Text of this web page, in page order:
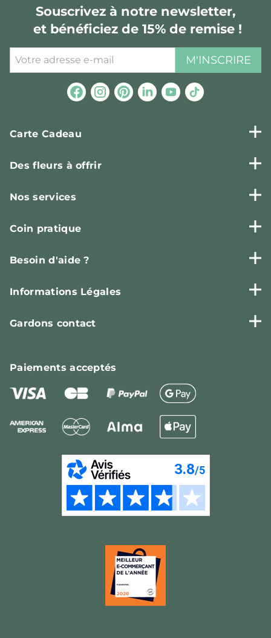
Souscrivez à notre newsletter,
et bénéficiez de 15% de remise !
M'INSCRIRE
Carte Cadeau
Des fleurs à offrir
Nos services
Coin pratique
Besoin d'aide ?
Informations Légales
Gardons contact
Paiementsacceptés